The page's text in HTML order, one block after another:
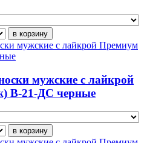
мужские с лайкрой
В-21-ДС черные